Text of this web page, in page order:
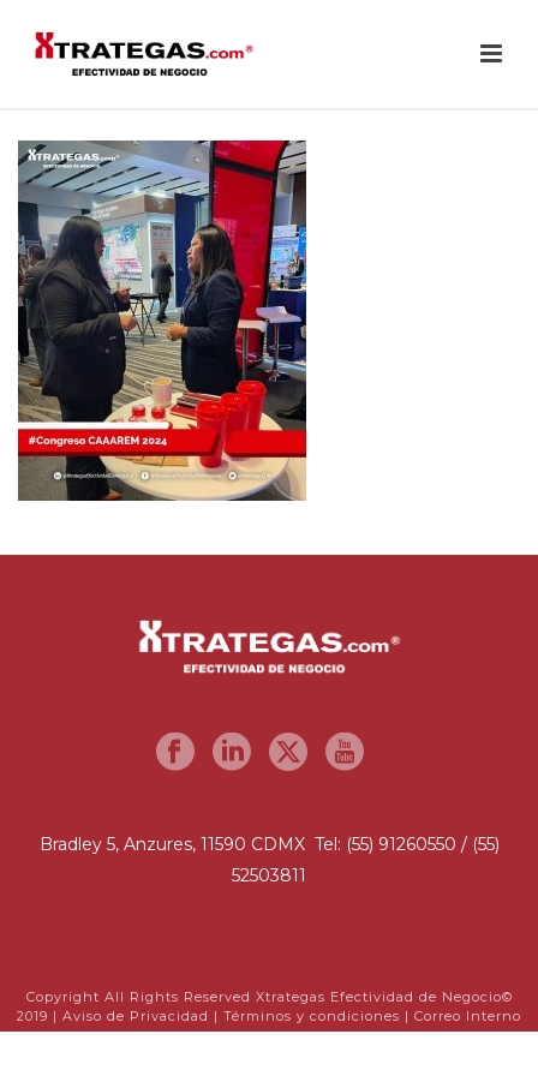
Bradley 5, Anzures, 11590 CDMX Tel: (55) 91260550 / (55)
52503811
Copyright All Rights Reserved Xtrategas Efectividad de Negocio©
2019 | Aviso de Privacidad | Términos y condiciones | Correo Interno